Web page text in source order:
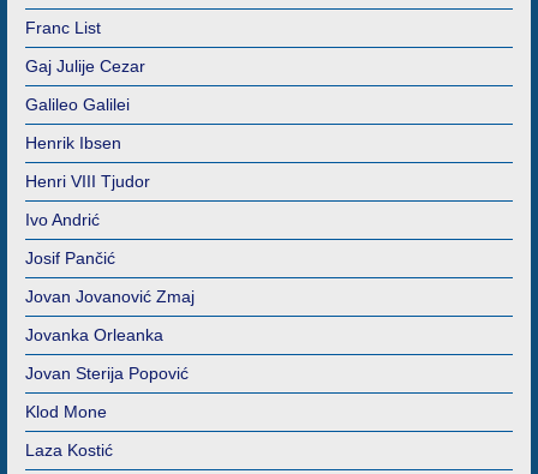
Franc List
Gaj Julije Cezar
Galileo Galilei
Henrik Ibsen
Henri VIII Tjudor
Ivo Andrić
Josif Pančić
Jovan Jovanović Zmaj
Jovanka Orleanka
Jovan Sterija Popović
Klod Mone
Laza Kostić